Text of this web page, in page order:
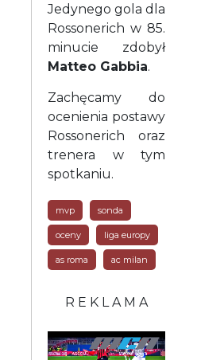
Jedynego gola dla
Rossonerich w 85.
minucie zdobył
Matteo Gabbia.
Zachęcamy do
ocenienia postawy
Rossonerich oraz
trenera w tym
spotkaniu.
mvp sonda
oceny liga europy
as roma ac milan
R E K L A M A